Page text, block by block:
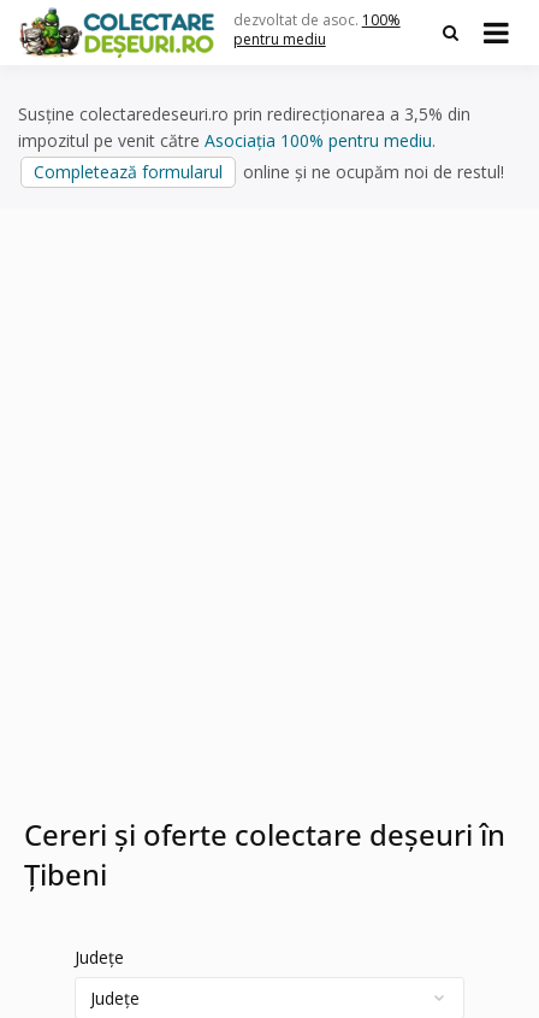
content
dezvoltat de asoc. 100%
pentru mediu
Susține colectaredeseuri.ro prin redirecționarea a 3,5% din
impozitul pe venit către Asociația 100% pentru mediu.
Completează formularul
online și ne ocupăm noi de restul!
Cereri și oferte colectare deșeuri în
Țibeni
Județe